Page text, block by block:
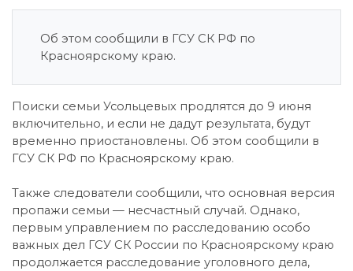
Об этом сообщили в ГСУ СК РФ по
Красноярскому краю.
Поиски семьи Усольцевых продлятся до 9 июня
включительно, и если не дадут результата, будут
временно приостановлены. Об этом сообщили в
ГСУ СК РФ по Красноярскому краю.
Также следователи сообщили, что основная версия
пропажи семьи — несчастный случай. Однако,
первым управлением по расследованию особо
важных дел ГСУ СК России по Красноярскому краю
продолжается расследование уголовного дела,